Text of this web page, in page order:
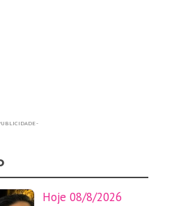
-
Hoje 08/8/2026